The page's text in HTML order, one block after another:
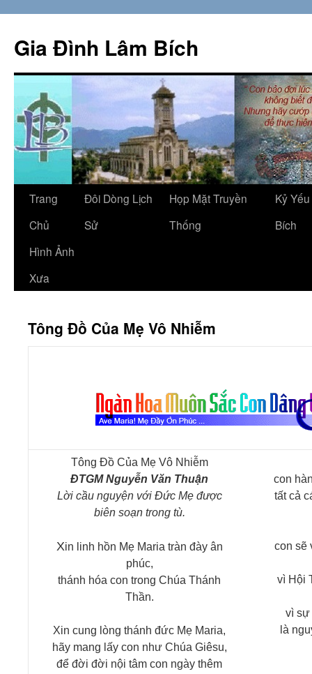
content
Gia Đình Lâm Bích
Trang
Chủ
Đôi Dòng Lịch
Sử
Họp Mặt Truyền
Thống
Kỷ
Bích
Hình Ảnh
Xưa
Tông Đồ Của Mẹ Vô Nhiễm
Tông Đồ Của Mẹ Vô Nhiễm
ĐTGM Nguyễn Văn Thuận
Lời cầu nguyện với Đức Mẹ được
biên soạn trong tù.
Xin linh hồn Mẹ Maria tràn đày ân
phúc,
thánh hóa con trong Chúa Thánh
Thần.
Xin cung lòng thánh đức Mẹ Maria,
hãy mang lấy con như Chúa Giêsu,
để đời đời nội tâm con ngày thêm
con
tất cả
con sẽ
vì Hội
vì sự
là